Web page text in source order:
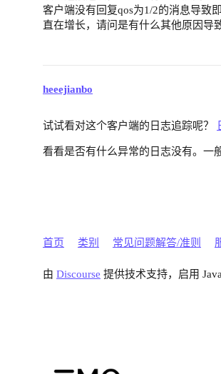
客户端没有回复qos为1/2的消息导致
直在增长，请问是有什么其他原因导
heeejianbo
试试看对这个客户端的日志追踪呢？
看看是否有什么异常的日志没有。一
首页 类别 常见问题解答/准则
由 Discourse 提供技术支持，启用